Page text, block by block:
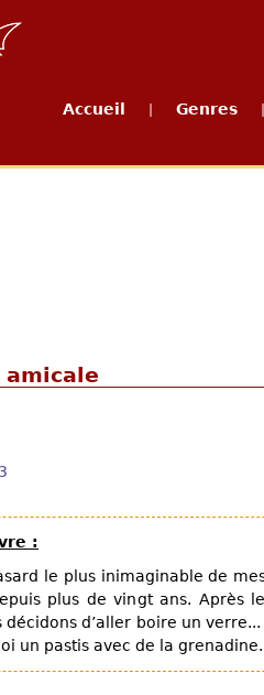
Accueil Genres
amicale
:
le plus inimaginable de
plus de vingt ans. Après
d’aller boire un
un pastis avec de la grenadine.